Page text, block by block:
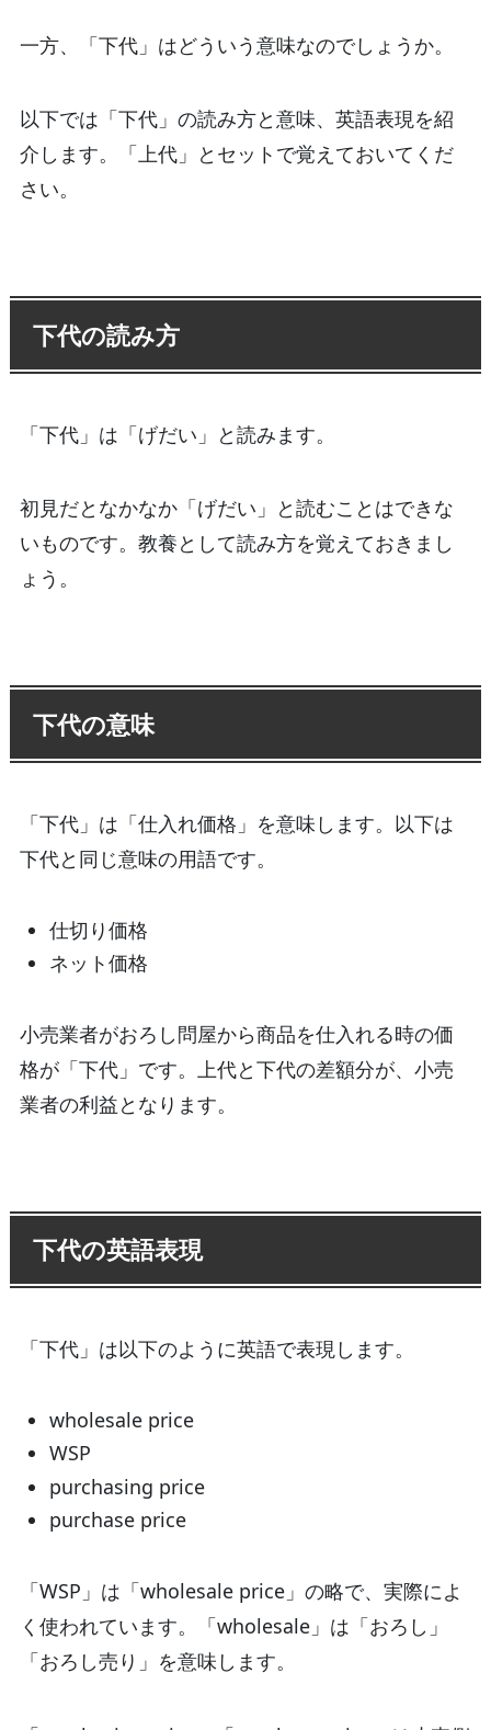
一方、「下代」はどういう意味なのでしょうか。
以下では「下代」の読み方と意味、英語表現を紹
介します。「上代」とセットで覚えておいてくだ
さい。
下代の読み方
「下代」は「げだい」と読みます。
初見だとなかなか「げだい」と読むことはできな
いものです。教養として読み方を覚えておきまし
ょう。
下代の意味
「下代」は「仕入れ価格」を意味します。以下は
下代と同じ意味の用語です。
仕切り価格
ネット価格
小売業者がおろし問屋から商品を仕入れる時の価
格が「下代」です。上代と下代の差額分が、小売
業者の利益となります。
下代の英語表現
「下代」は以下のように英語で表現します。
wholesale price
WSP
purchasing price
purchase price
「WSP」は「wholesale price」の略で、実際によ
く使われています。「wholesale」は「おろし」
「おろし売り」を意味します。